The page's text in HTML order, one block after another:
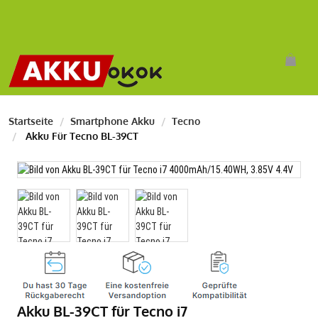
Startseite Smartphone Akku
Tecno
Akku Für Tecno BL-39CT
Akku BL-39CT für Tecno i7